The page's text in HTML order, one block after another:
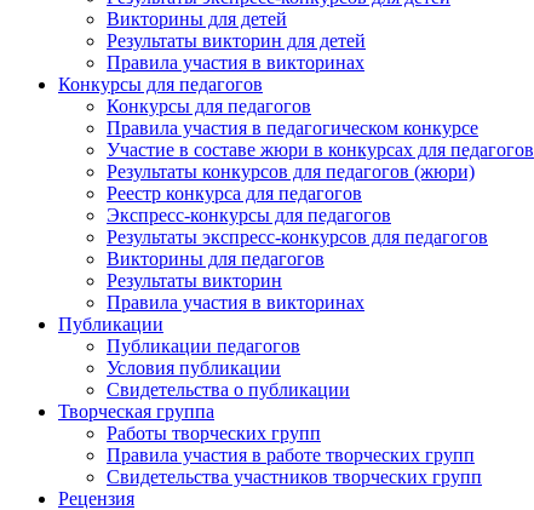
Викторины для детей
Результаты викторин для детей
Правила участия в викторинах
Конкурсы для педагогов
Конкурсы для педагогов
Правила участия в педагогическом конкурсе
Участие в составе жюри в конкурсах для педагогов
Результаты конкурсов для педагогов (жюри)
Реестр конкурса для педагогов
Экспресс-конкурсы для педагогов
Результаты экспресс-конкурсов для педагогов
Викторины для педагогов
Результаты викторин
Правила участия в викторинах
Публикации
Публикации педагогов
Условия публикации
Свидетельства о публикации
Творческая группа
Работы творческих групп
Правила участия в работе творческих групп
Свидетельства участников творческих групп
Рецензия